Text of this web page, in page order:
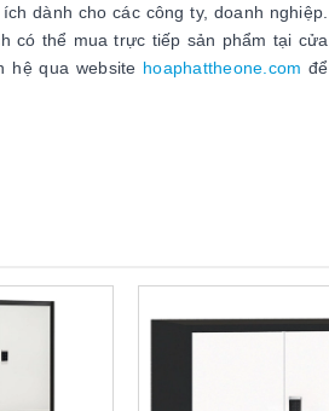
dành cho các công ty, doanh nghiệp.
có thể mua trực tiếp sản phẩm tại cửa
hệ qua website hoaphattheone.com để